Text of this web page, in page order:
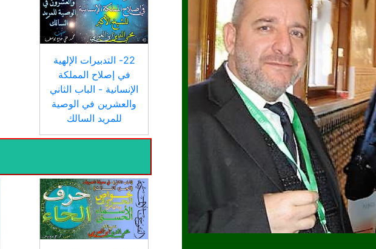
22- التدبيرات الإلهية
في إصلاح المملكة
الإنسانية - الباب الثاني
والعشرين في الوصية
للمريد السالك